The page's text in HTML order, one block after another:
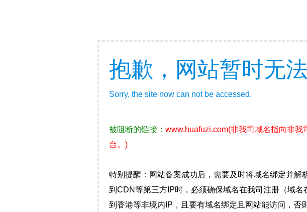
抱歉，网站暂时无法
Sorry, the site now can not be accessed.
被阻断的链接： www.huafuzi.com(非我司域名指向非我
台。)
特别提醒：网站备案成功后，需要及时将域名绑定并
到CDN等第三方IP时，必须确保域名在我司注册（域
到香港等非境内IP，且要有域名绑定且网站能访问，